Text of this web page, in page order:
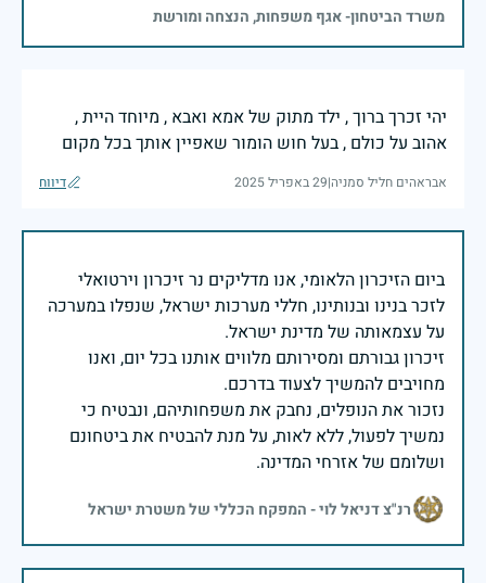
משרד הביטחון- אגף משפחות, הנצחה ומורשת
יהי זכרך ברוך , ילד מתוק של אמא ואבא , מיוחד היית ,
אהוב על כולם , בעל חוש הומור שאפיין אותך בכל מקום
אבראהים חליל סמניה|29 באפריל 2025 דיווח
ביום הזיכרון הלאומי, אנו מדליקים נר זיכרון וירטואלי
לזכר בנינו ובנותינו, חללי מערכות ישראל, שנפלו במערכה
זיכרון גבורתם ומסירותם מלווים אותנו בכל יום, ואנו
נזכור את הנופלים, נחבק את משפחותיהם, ונבטיח כי
נמשיך לפעול, ללא לאות, על מנת להבטיח את ביטחונם
ושלומם של אזרחי המדינה.
רנ"צ דניאל לוי - המפקח הכללי של משטרת ישראל